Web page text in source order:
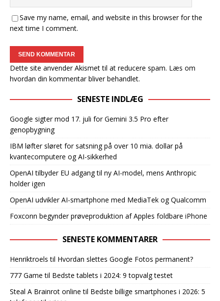
Save my name, email, and website in this browser for the
next time I comment.
Dette site anvender Akismet til at reducere spam. Læs om
hvordan din kommentar bliver behandlet.
SENESTE INDLÆG
Google sigter mod 17. juli for Gemini 3.5 Pro efter
genopbygning
IBM løfter sløret for satsning på over 10 mia. dollar på
kvantecomputere og AI-sikkerhed
OpenAI tilbyder EU adgang til ny AI-model, mens Anthropic
holder igen
OpenAI udvikler AI-smartphone med MediaTek og Qualcomm
Foxconn begynder prøveproduktion af Apples foldbare iPhone
SENESTE KOMMENTARER
Henriktroels til Hvordan slettes Google Fotos permanent?
777 Game til Bedste tablets i 2024: 9 topvalg testet
Steal A Brainrot online til Bedste billige smartphones i 2026: 5